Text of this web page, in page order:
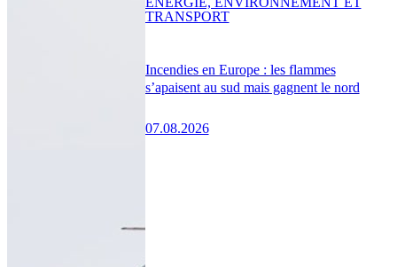
Incendies en Europe : les flammes
s’apaisent au sud mais gagnent le nord
07.08.2026
TRANSPORT